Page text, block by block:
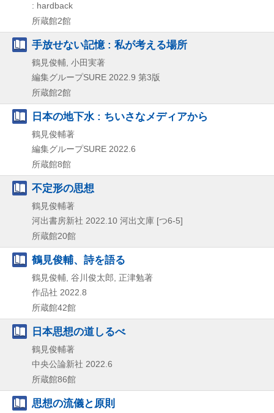
: hardback
所蔵館2館
手放せない記憶 : 私が考える場所
鶴見俊輔, 小田実著
編集グループSURE 2022.9 第3版
所蔵館2館
日本の地下水 : ちいさなメディアから
鶴見俊輔著
編集グループSURE 2022.6
所蔵館8館
不定形の思想
鶴見俊輔著
河出書房新社 2022.10 河出文庫 [つ6-5]
所蔵館20館
鶴見俊輔、詩を語る
鶴見俊輔, 谷川俊太郎, 正津勉著
作品社 2022.8
所蔵館42館
日本思想の道しるべ
鶴見俊輔著
中央公論新社 2022.6
所蔵館86館
思想の流儀と原則